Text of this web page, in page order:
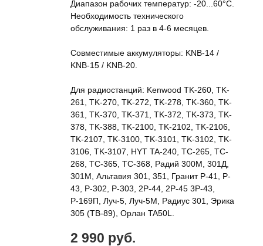
Диапазон рабочих температур: -20...60°С.
Необходимость технического
обслуживания: 1 раз в 4-6 месяцев.
Совместимые аккумуляторы: KNB-14 /
KNB-15 / KNB-20.
Для радиостанций: Kenwood TK-260, TK-
261, TK-270, TK-272, TK-278, TK-360, TK-
361, TK-370, TK-371, TK-372, TK-373, TK-
378, TK-388, TK-2100, TK-2102, TK-2106,
TK-2107, TK-3100, TK-3101, TK-3102, TK-
3106, TK-3107, HYT TA-240, TC-265, TC-
268, TC-365, TC-368, Радий 300М, 301Д,
301М, Альтавия 301, 351, Гранит P-41, P-
43, P-302, P-303, 2P-44, 2P-45 3P-43,
Р-169П, Луч-5, Луч-5М, Радиус 301, Эрика
305 (ТВ-89), Орлан TA50L.
2 990 руб.